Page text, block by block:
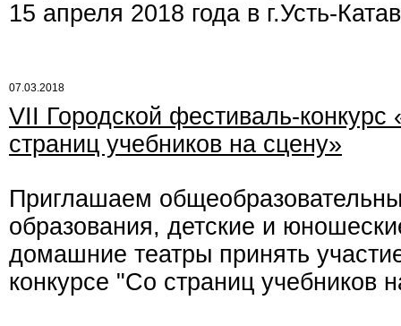
15 апреля 2018 года в г.Усть-Катав
07.03.2018
VII Городской фестиваль-конкурс
страниц учебников на сцену»
Приглашаем
образования, детские и
домашние театры принять
конкурсе "Со страниц учебников